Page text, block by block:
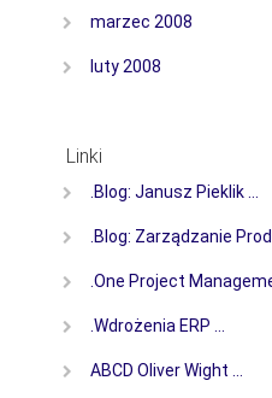
marzec 2008
luty 2008
Linki
.Blog: Janusz Pieklik …
.Blog: Zarządzanie
.One Project
.Wdrożenia ERP …
ABCD Oliver Wight …